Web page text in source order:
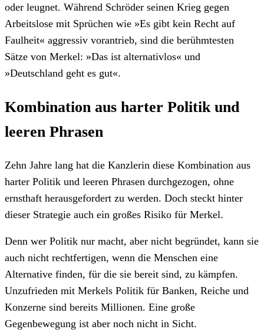
oder leugnet. Während Schröder seinen Krieg gegen
Arbeitslose mit Sprüchen wie »Es gibt kein Recht auf
Faulheit« aggressiv vorantrieb, sind die berühmtesten
Sätze von Merkel: »Das ist alternativlos« und
»Deutschland geht es gut«.
Kombination aus harter Politik und
leeren Phrasen
Zehn Jahre lang hat die Kanzlerin diese Kombination aus
harter Politik und leeren Phrasen durchgezogen, ohne
ernsthaft herausgefordert zu werden. Doch steckt hinter
dieser Strategie auch ein großes Risiko für Merkel.
Denn wer Politik nur macht, aber nicht begründet, kann sie
auch nicht rechtfertigen, wenn die Menschen eine
Alternative finden, für die sie bereit sind, zu kämpfen.
Unzufrieden mit Merkels Politik für Banken, Reiche und
Konzerne sind bereits Millionen. Eine große
Gegenbewegung ist aber noch nicht in Sicht.